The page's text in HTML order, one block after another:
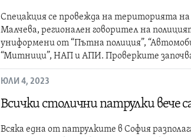
Спецакция се провежда на територията
Малчева, регионален говорител на
униформени от “Пътна полиция”,
“Митници”, НАП и АПИ. Проверките
ЮЛИ 4, 2023
Всички столични патрулки вече
Всяка една от патрулките в София